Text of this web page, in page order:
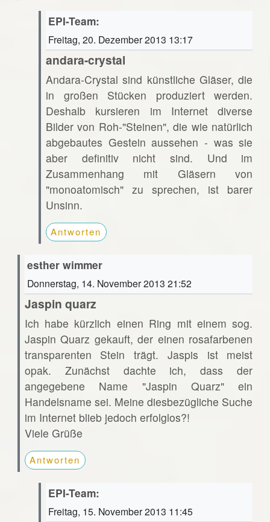
EPI-Team:
Freitag, 20. Dezember 2013 13:17
andara-crystal
Andara-Crystal sind künstliche Gläser, die
in großen Stücken produziert werden.
Deshalb kursieren im Internet diverse
Bilder von Roh-"Steinen", die wie natürlich
abgebautes Gestein aussehen - was sie
aber definitiv nicht sind. Und im
Zusammenhang mit Gläsern von
"monoatomisch" zu sprechen, ist barer
Unsinn.
Antworten
esther wimmer
Donnerstag, 14. November 2013 21:52
Jaspin quarz
Ich habe kürzlich einen Ring mit einem sog.
Jaspin Quarz gekauft, der einen rosafarbenen
transparenten Stein trägt. Jaspis ist meist
opak. Zunächst dachte ich, dass der
angegebene Name "Jaspin Quarz" ein
Handelsname sei. Meine diesbezügliche Suche
im Internet blieb jedoch erfolglos?!
Viele Grüße
Antworten
EPI-Team:
Freitag, 15. November 2013 11:45